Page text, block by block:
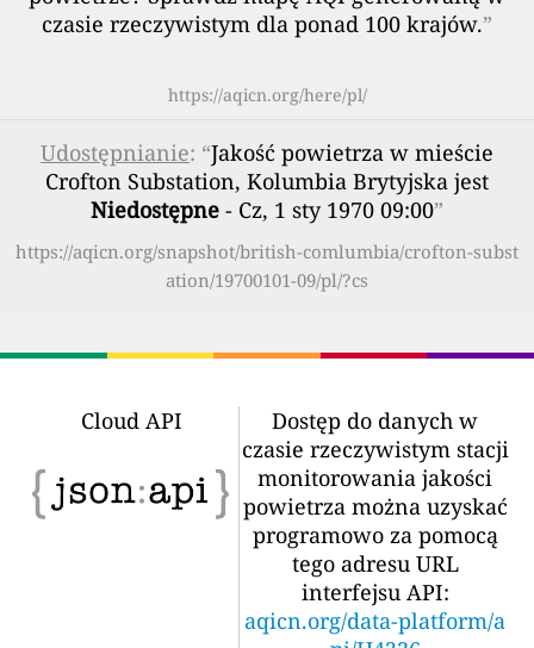
czasie rzeczywistym dla ponad 100 krajów.”
https://aqicn.org/here/pl/
Udostępnianie: “Jakość powietrza w mieście
Crofton Substation, Kolumbia Brytyjska jest
Niedostępne - Cz, 1 sty 1970 09:00”
https://aqicn.org/snapshot/british-comlumbia/crofton-subst
ation/19700101-09/pl/?cs
Cloud API
Dostęp do danych w
czasie rzeczywistym stacji
monitorowania jakości
powietrza można uzyskać
programowo za pomocą
tego adresu URL
interfejsu API:
aqicn.org/data-platform/a